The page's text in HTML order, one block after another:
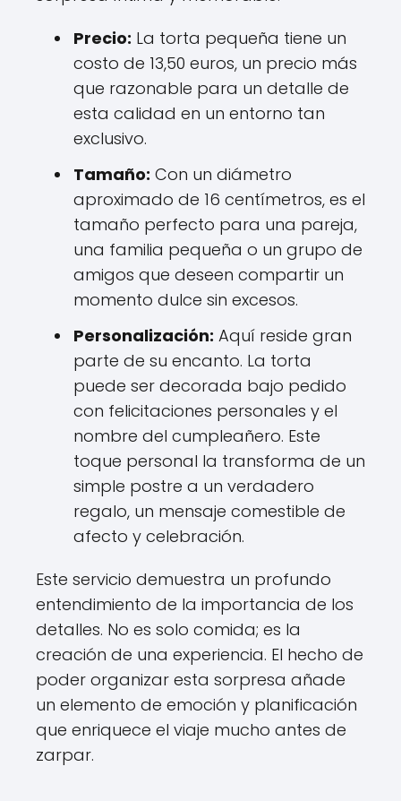
Precio: La torta pequeña tiene un
costo de 13,50 euros, un precio más
que razonable para un detalle de
esta calidad en un entorno tan
exclusivo.
Tamaño: Con un diámetro
aproximado de 16 centímetros, es el
tamaño perfecto para una pareja,
una familia pequeña o un grupo de
amigos que deseen compartir un
momento dulce sin excesos.
Personalización: Aquí reside gran
parte de su encanto. La torta
puede ser decorada bajo pedido
con felicitaciones personales y el
nombre del cumpleañero. Este
toque personal la transforma de un
simple postre a un verdadero
regalo, un mensaje comestible de
afecto y celebración.
Este servicio demuestra un profundo
entendimiento de la importancia de los
detalles. No es solo comida; es la
creación de una experiencia. El hecho de
poder organizar esta sorpresa añade
un elemento de emoción y planificación
que enriquece el viaje mucho antes de
zarpar.